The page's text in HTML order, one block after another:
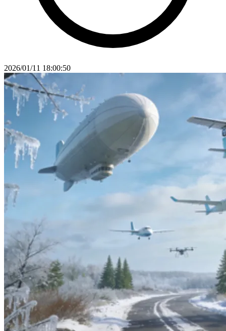
2026/01/11 18:00:50